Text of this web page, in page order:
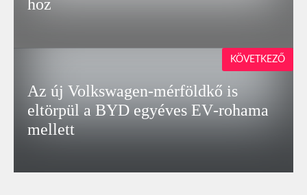
hoz
Az új Volkswagen‑mérföldkő is
eltörpül a BYD egyéves EV‑rohama
mellett
KÖVETKEZŐ